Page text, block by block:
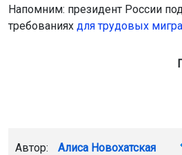
Напомним: президент России
требованиях для трудовых
Автор: Алиса Новохатская